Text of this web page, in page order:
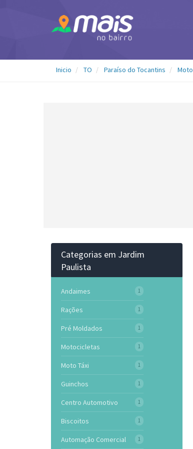
Inicio TO Paraíso do Tocantins
Categorias em Jardim
Paulista
Andaimes 1
Rações 1
Pré Moldados 1
Motocicletas 1
Moto Táxi 1
Guinchos 1
Centro Automotivo 1
Biscoitos 1
Automação Comercial 1